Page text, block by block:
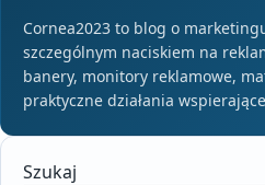
Cornea2023 to blog o
szczególnym naciskiem na
banery, monitory reklamowe,
praktyczne działania
Szukaj